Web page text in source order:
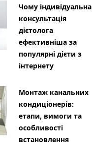
Чому індивідуальна
консультація
дієтолога
ефективніша за
популярні дієти з
інтернету
Монтаж канальних
кондиціонерів:
етапи, вимоги та
особливості
встановлення